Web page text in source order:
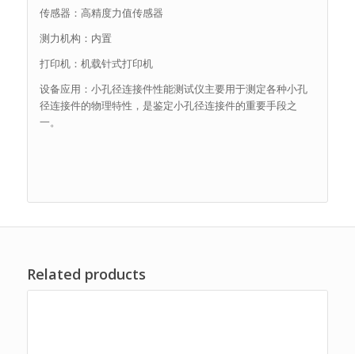
传感器：高精度力值传感器
测力机构：内置
打印机：机载针式打印机
设备应用：小孔径连接件性能测试仪主要用于测定各种小孔
径连接件的物理特性，是鉴定小孔径连接件的重要手段之
一。
Related products